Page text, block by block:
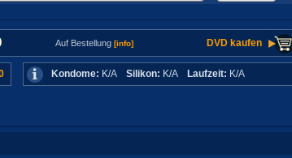
Auf Bestellung [info] DVD kaufen
Kondome: K/A Silikon: K/A Laufzeit: K/A